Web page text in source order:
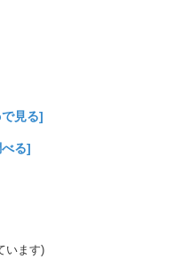
見る]
る]
います)